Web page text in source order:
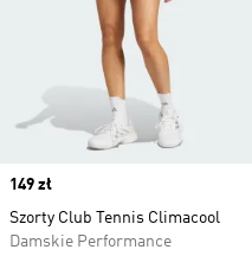
Price
149 zł
Szorty Club Tennis Climacool
Damskie Performance